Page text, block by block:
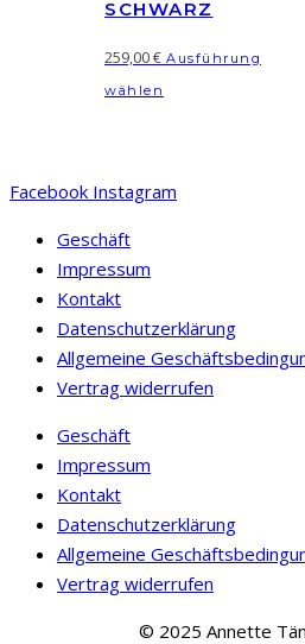
können
der
Produktseite
SCHWARZ
259,00€ Ausführung
wählen
Varianten
können
auf
der
Facebook Instagram
Geschäft
Impressum
Kontakt
Datenschutzerklärung
Allgemeine
Vertrag widerrufen
Geschäft
Impressum
Kontakt
Datenschutzerklärung
Allgemeine
Vertrag widerrufen
© 2025 Annette